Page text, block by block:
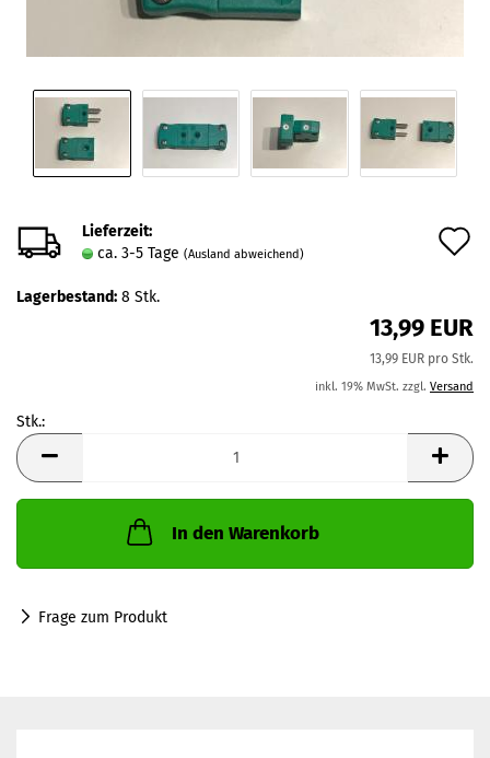
Lieferzeit:
ca. 3-5 Tage (Ausland abweichend)
Lagerbestand: 8 Stk.
13,99 EUR
13,99 EUR pro Stk.
inkl. 19% MwSt. zzgl. Versand
Stk.:
Stk.
In den Warenkorb
Frage zum Produkt